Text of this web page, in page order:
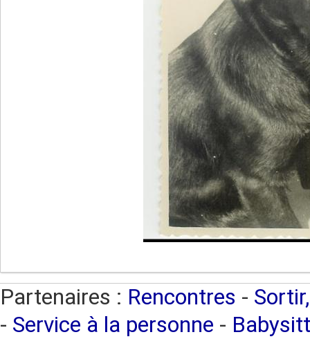
Partenaires : Rencontres -
- Service à la personne -